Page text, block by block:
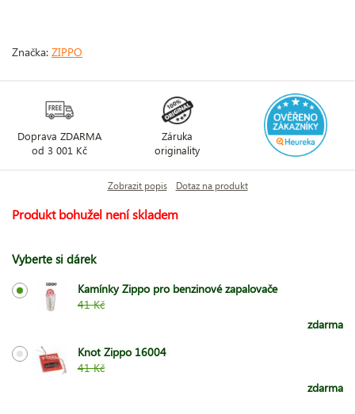
Značka: ZIPPO
Doprava ZDARMA
od 3 001 Kč
Záruka
originality
Zobrazit popis Dotaz na produkt
Produkt bohužel není skladem
Vyberte si dárek
Kamínky Zippo pro benzinové zapalovače
41 Kč
zdarma
Knot Zippo 16004
41 Kč
zdarma